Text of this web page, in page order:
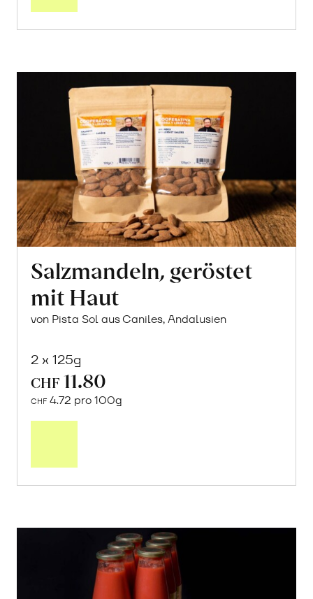
Salzmandeln, geröstet
mit Haut
von Pista Sol aus Caniles, Andalusien
2 x 125g
CHF 11.80
CHF 4.72 pro 100g